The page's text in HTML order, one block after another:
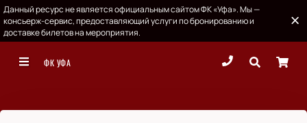
Данный ресурс не является официальным сайтом ФК «Уфа». Мы —
консьерж-сервис, предоставляющий услуги по бронированию и
доставке билетов на мероприятия.
ФК УФА